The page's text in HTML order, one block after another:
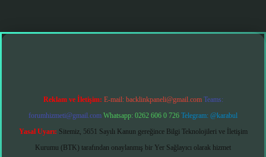
giriş
Reklam ve İletişim: E-mail: backlinkpaneli@gmail.com Teams:
forumhizmeti@gmail.com Whatsapp: 0262 606 0 726 Telegram: @karabul
Yasal Uyarı: Sitemiz, 5651 Sayılı Kanun gereğince Bilgi Teknolojileri ve İletişim
Kurumu (BTK) tarafından onaylanmış bir Yer Sağlayıcı olarak hizmet